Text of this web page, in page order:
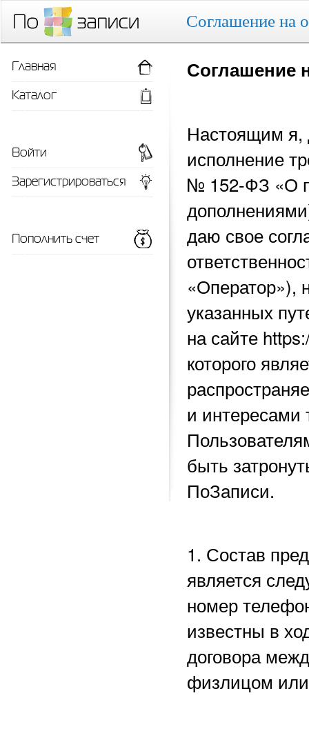
Соглашение на
Соглашение
Настоящим я,
исполнение
№ 152-ФЗ «О
даю свое
«Оператор»),
указанных
на сайте
которого
и
быть
ПоЗаписи.
1. Состав
является
номер
известны в
договора
физлицом
Главная
Каталог
Войти
Зарегистрироваться
Пополнить счет